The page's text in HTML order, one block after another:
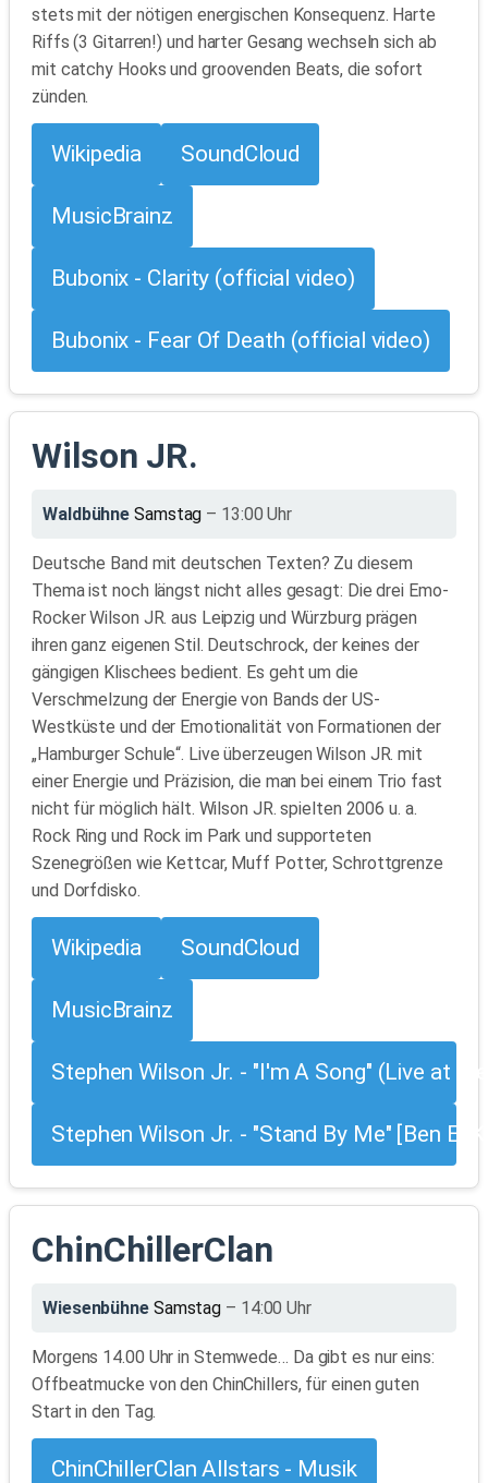
stets mit der nötigen energischen Konsequenz. Harte
Riffs (3 Gitarren!) und harter Gesang wechseln sich ab
mit catchy Hooks und groovenden Beats, die sofort
zünden.
Wikipedia SoundCloud
MusicBrainz
Bubonix - Clarity (official video)
Bubonix - Fear Of Death (official video)
Wilson JR.
Waldbühne Samstag – 13:00 Uhr
Deutsche Band mit deutschen Texten? Zu diesem
Thema ist noch längst nicht alles gesagt: Die drei Emo-
Rocker Wilson JR. aus Leipzig und Würzburg prägen
ihren ganz eigenen Stil. Deutschrock, der keines der
gängigen Klischees bedient. Es geht um die
Verschmelzung der Energie von Bands der US-
Westküste und der Emotionalität von Formationen der
„Hamburger Schule“. Live überzeugen Wilson JR. mit
einer Energie und Präzision, die man bei einem Trio fast
nicht für möglich hält. Wilson JR. spielten 2006 u. a.
Rock Ring und Rock im Park und supporteten
Szenegrößen wie Kettcar, Muff Potter, Schrottgrenze
und Dorfdisko.
Wikipedia SoundCloud
MusicBrainz
Stephen Wilson Jr. - "I'm A Song" (Live at
Stephen Wilson Jr. - "Stand By Me" [Ben E.
ChinChillerClan
Wiesenbühne Samstag – 14:00 Uhr
Morgens 14.00 Uhr in Stemwede… Da gibt es nur eins:
Offbeatmucke von den ChinChillers, für einen guten
Start in den Tag.
ChinChillerClan Allstars - Musik